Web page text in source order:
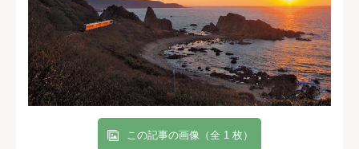
この記事の画像（全 1 枚）